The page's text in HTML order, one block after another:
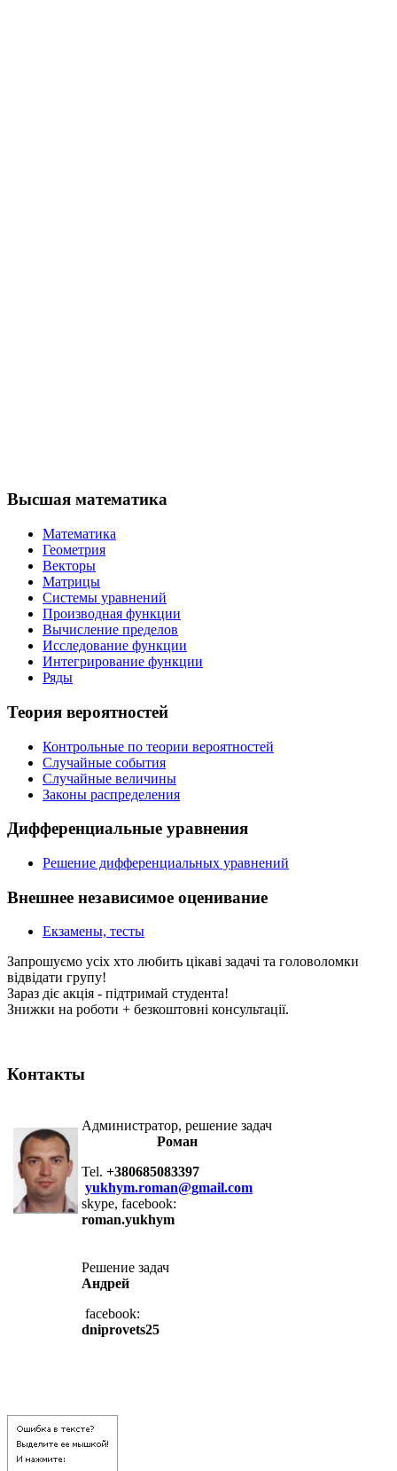
Высшая математика
Математика
Геометрия
Векторы
Матрицы
Системы уравнений
Производная функции
Вычисление пределов
Исследование функции
Интегрирование функции
Ряды
Теория вероятностей
Контрольные по теории вероятностей
Случайные события
Случайные величины
Законы распределения
Дифференциальные уравнения
Решение дифференциальных уравнений
Внешнее независимое оценивание
Екзамены, тесты
Запрошуємо усіх хто любить цікаві задачі та головоломки
відвідати групу!
Зараз діє акція - підтримай студента!
Знижки на роботи + безкоштовні консультації.
Контакты
Администратор, решение задач
Роман
Tel. +380685083397
yukhym.roman@gmail.com
skype, facebook:
roman.yukhym
Решение задач
Андрей
facebook:
dniprovets25